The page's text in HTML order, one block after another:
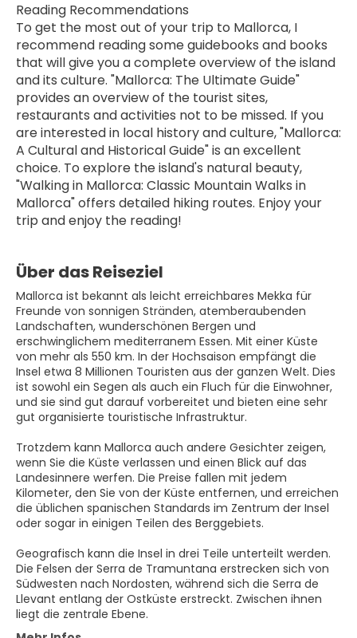
Reading Recommendations
To get the most out of your trip to Mallorca, I
recommend reading some guidebooks and books
that will give you a complete overview of the island
and its culture. "Mallorca: The Ultimate Guide"
provides an overview of the tourist sites,
restaurants and activities not to be missed. If you
are interested in local history and culture, "Mallorca:
A Cultural and Historical Guide" is an excellent
choice. To explore the island's natural beauty,
"Walking in Mallorca: Classic Mountain Walks in
Mallorca" offers detailed hiking routes. Enjoy your
trip and enjoy the reading!
Über das Reiseziel
Mallorca ist bekannt als leicht erreichbares Mekka für
Freunde von sonnigen Stränden, atemberaubenden
Landschaften, wunderschönen Bergen und
erschwinglichem mediterranem Essen. Mit einer Küste
von mehr als 550 km. In der Hochsaison empfängt die
Insel etwa 8 Millionen Touristen aus der ganzen Welt. Dies
ist sowohl ein Segen als auch ein Fluch für die Einwohner,
und sie sind gut darauf vorbereitet und bieten eine sehr
gut organisierte touristische Infrastruktur.
Trotzdem kann Mallorca auch andere Gesichter zeigen,
wenn Sie die Küste verlassen und einen Blick auf das
Landesinnere werfen. Die Preise fallen mit jedem
Kilometer, den Sie von der Küste entfernen, und erreichen
die üblichen spanischen Standards im Zentrum der Insel
oder sogar in einigen Teilen des Berggebiets.
Geografisch kann die Insel in drei Teile unterteilt werden.
Die Felsen der Serra de Tramuntana erstrecken sich von
Südwesten nach Nordosten, während sich die Serra de
Llevant entlang der Ostküste erstreckt. Zwischen ihnen